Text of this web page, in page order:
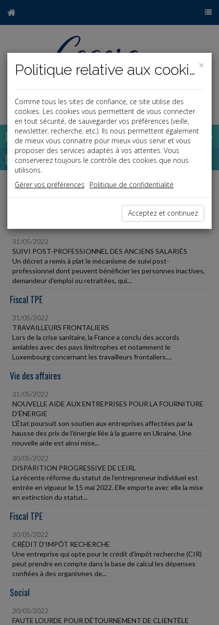
a
Base documentaire
Dépêches
Liste des dernières dépêches
31/05/2022
SUIVI POST-PROFESSIONNEL DES ANCIENS SALARIÉS
Un décret a remis à plat le mécanisme de suivi post-
professionnel dont peuvent bénéficier les personnes inactives,
demandeur d'emploi ou retraitées, qui...
Fiscal TPE
31/05/2022
TRAVAILLEURS FRONTALIERS
Lors de la crise sanitaire, la France a conclu des accords
amiables avec des pays limitrophes et notamment le
Luxembourg concernant les travailleurs frontaliers....
Vie des affaires
31/05/2022
NOUVELLE AIDE AUX ENTREPRISES POUR LA FOURNITURE
D'ÉNERGIE
L'État poursuit son soutien aux entreprises affectées par la
hausse des prix de l'énergie liée à la guerre en Ukraine. Une
nouvelle aide est ainsi mise...
30/05/2022
DISPARITION PROGRESSIVE DE L'EIRL
La récente réforme du statut de l'entrepreneur individuel est
entrée en vigueur le 15 mai 2022. Elle emporte avec elle la mise
en extinction du statut...
Fiscal TPE
30/05/2022
CRÉDIT D'IMPÔT RECHERCHE
Une entreprise qui opte pour le crédit d'impôt recherche (CIR)
peut prendre en compte dans la base de calcul les dépenses
confiées à des organismes de...
Social
30/05/2022
FAUTE LOURDE POUR DÉTOURNEMENT DE CLIENTÈLE
×
Politique relative aux cookies
Comme tous les sites de confiance, ce site utilise des
cookies. Les cookies vous permettent de vous connecter
en tout sécurité, de sauvegarder vos préférences (veille,
newsletter, recherche, etc.). Ils nous permettent également
de mieux vous connaitre pour mieux vous servir et vous
proposer des services adaptés à vos attentes. Vous
conserverez toujours le contrôle des cookies que nous
utilisons.
Gérer vos préférences
Politique de confidentialité
Acceptez et continuez